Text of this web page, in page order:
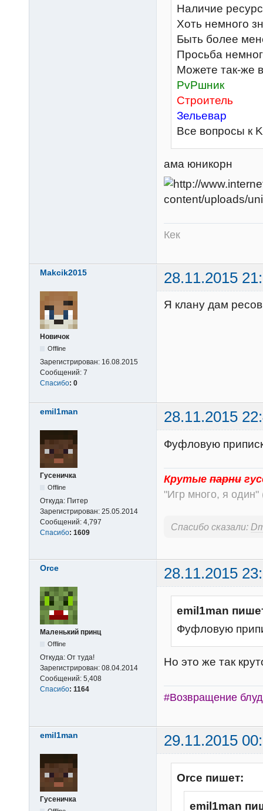
Наличие
Хоть немного
Быть более
Просьба
Можете так-же
PvPшник
Строитель
Зельевар
Все вопросы к
ама юникорн
Кек
Makcik2015 28.11.2015
Новичок
Offline
Зарегистрирован: 16.08.2015
Сообщений: 7
Спасибо: 0
Я клану дам
emil1man 28.11.2015
Гусеничка
Offline
Откуда: Питер
Зарегистрирован: 25.05.2014
Сообщений: 4,797
Спасибо: 1609
Фуфловую
Крутые парни
"Игр много, я один"
Спасибо сказали:
Orce 28.11.2015
Маленький принц
Offline
Откуда: От туда!
Зарегистрирован: 08.04.2014
Сообщений: 5,408
Спасибо: 1164
emil1man
Фуфловую
Но это же так
#Возвращение
emil1man 29.11.2015
Гусеничка
Orce пишет:
emil1man